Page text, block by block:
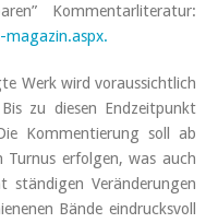
Kommentarliteratur:
magazin.aspx.
Werk wird voraussichtlich
zu diesen Endzeitpunkt
Kommentierung soll ab
Turnus erfolgen, was auch
ständigen Veränderungen
Bände eindrucksvoll